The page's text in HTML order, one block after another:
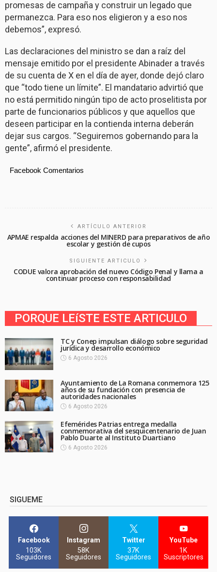
promesas de campaña y construir un legado que
permanezca. Para eso nos eligieron y a eso nos
debemos”, expresó.
Las declaraciones del ministro se dan a raíz del
mensaje emitido por el presidente Abinader a través
de su cuenta de X en el día de ayer, donde dejó claro
que “todo tiene un límite”. El mandatario advirtió que
no está permitido ningún tipo de acto proselitista por
parte de funcionarios públicos y que aquellos que
deseen participar en la contienda interna deberán
dejar sus cargos. “Seguiremos gobernando para la
gente”, afirmó el presidente.
Facebook Comentarios
ARTÍCULO ANTERIOR
APMAE respalda acciones del MINERD para preparativos de año
escolar y gestión de cupos
SIGUIENTE ARTICULO
CODUE valora aprobación del nuevo Código Penal y llama a
continuar proceso con responsabilidad
PORQUE LEíSTE ESTE ARTICULO
TC y Conep impulsan diálogo sobre seguridad
jurídica y desarrollo económico
6 Agosto 2026
Ayuntamiento de La Romana conmemora 125
años de su fundación con presencia de
autoridades nacionales
6 Agosto 2026
Efemérides Patrias entrega medalla
conmemorativa del sesquicentenario de Juan
Pablo Duarte al Instituto Duartiano
6 Agosto 2026
SIGUEME
Facebook
103K
Seguidores
Instagram
58K
Seguidores
Twitter
37K
Seguidores
YouTube
1K
Suscriptores